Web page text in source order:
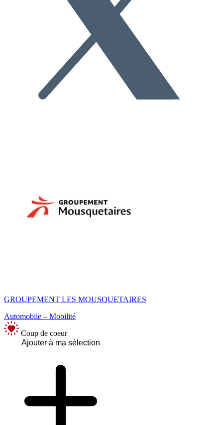
GROUPEMENT LES MOUSQUETAIRES
Automobile – Mobilité
Coup de coeur
Ajouter à ma sélection